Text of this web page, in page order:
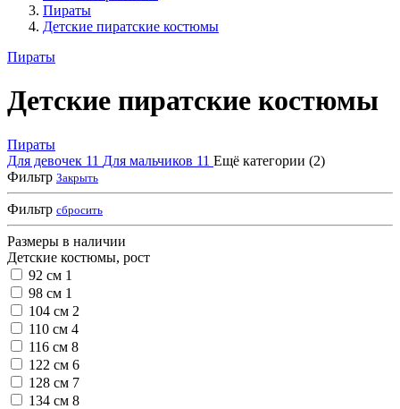
Пираты
Детские пиратские костюмы
Пираты
Детские пиратские костюмы
Пираты
Для девочек 11 Для мальчиков 11 Ещё категории (2)
Фильтр Закрыть
Фильтр сбросить
Размеры в наличии
Детские костюмы, рост
92 см 1
98 см 1
104 см 2
110 см 4
116 см 8
122 см 6
128 см 7
134 см 8